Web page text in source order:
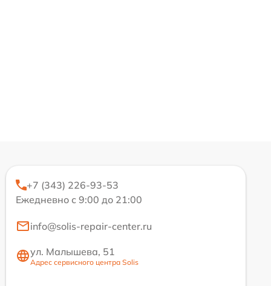
+7 (343) 226-93-53
Ежедневно с 9:00 до 21:00
info@solis-repair-center.ru
ул. Малышева, 51
Адрес сервисного центра Solis